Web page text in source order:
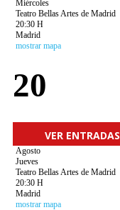
Miércoles
Teatro Bellas Artes de Madrid
20:30 H
Madrid
mostrar mapa
20
VER ENTRADAS
Agosto
Jueves
Teatro Bellas Artes de Madrid
20:30 H
Madrid
mostrar mapa